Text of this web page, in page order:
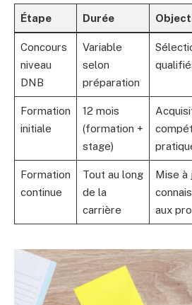
Étape Durée
Concours
niveau
DNB
Variable
selon
préparation
Formation
initiale
12 mois
(formation +
stage)
Formation
continue
Tout au long
de la
carrière
Mise à
aux